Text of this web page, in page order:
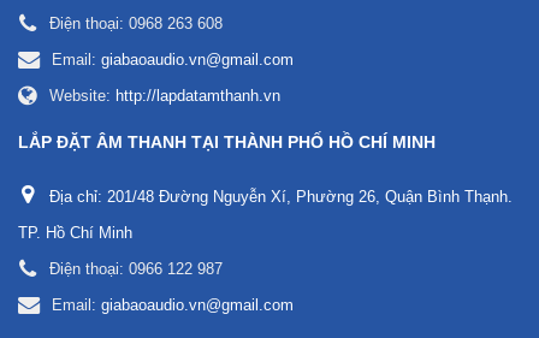
Điện thoại: 0968 263 608
Email: giabaoaudio.vn@gmail.com
Website: http://lapdatamthanh.vn
LẮP ĐẶT ÂM THANH TẠI THÀNH PHỐ HỒ CHÍ MINH
Địa chỉ: 201/48 Đường Nguyễn Xí, Phường 26, Quận Bình Thạnh.
TP. Hồ Chí Minh
Điện thoại: 0966 122 987
Email: giabaoaudio.vn@gmail.com